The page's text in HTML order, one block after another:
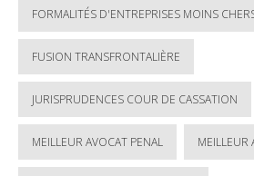
FORMALITÉS D'ENTREPRISES MOINS
FUSION TRANSFRONTALIÈRE
JURISPRUDENCES COUR DE CASSATION
MEILLEUR AVOCAT PENAL MEILLEUR